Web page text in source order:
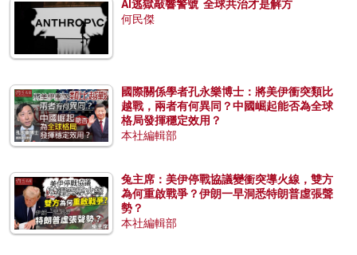
AI逃獄敲響警號 全球共治才是解方
何民傑
國際關係學者孔永樂博士：將美伊衝突類比
越戰，兩者有何異同？中國崛起能否為全球
格局發揮穩定效用？
本社編輯部
兔主席：美伊停戰協議變衝突導火線，雙方
為何重啟戰爭？伊朗一早洞悉特朗普虛張聲
勢？
本社編輯部